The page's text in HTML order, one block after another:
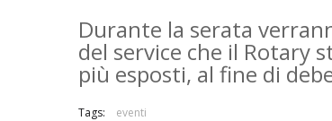
Durante la serata
del service che il Rotary
più esposti, al fine di
Tags: eventi